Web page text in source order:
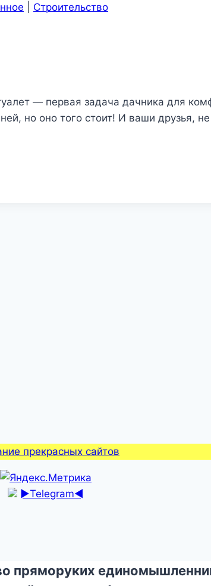
Строительство
— первая задача дачника для
но оно того стоит! И ваши друзья,
прекрасных сайтов
►Telegram◄
пряморуких